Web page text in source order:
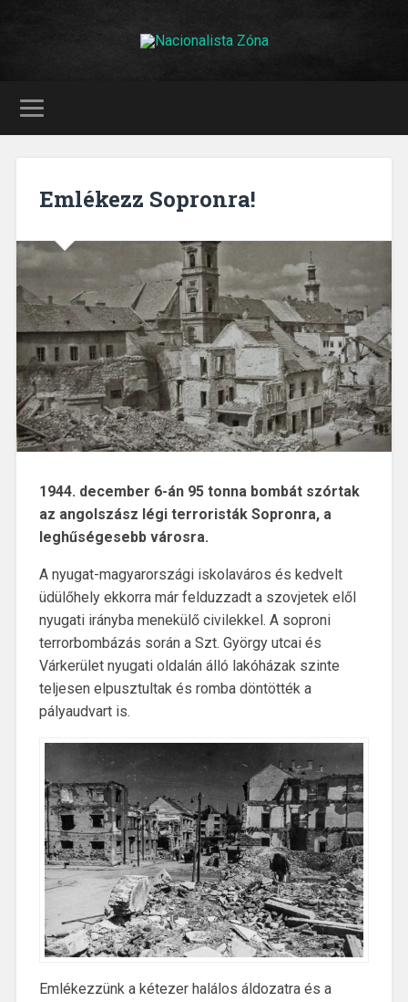
Emlékezz Sopronra!
1944. december 6-án 95 tonna bombát szórtak
az angolszász légi terroristák Sopronra, a
leghűségesebb városra.
A nyugat-magyarországi iskolaváros és kedvelt
üdülőhely ekkorra már felduzzadt a szovjetek elől
nyugati irányba menekülő civilekkel. A soproni
terrorbombázás során a Szt. György utcai és
Várkerület nyugati oldalán álló lakóházak szinte
teljesen elpusztultak és romba döntötték a
pályaudvart is.
Emlékezzünk a kétezer halálos áldozatra és a